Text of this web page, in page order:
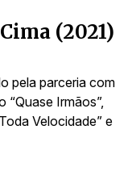
(2021)
pela parceria com
“Quase Irmãos”,
Velocidade” e